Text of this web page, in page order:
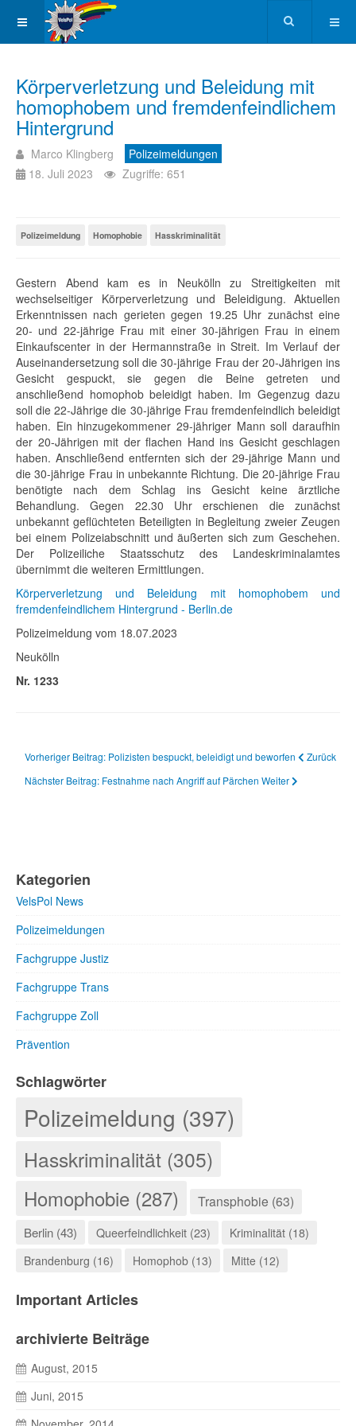
Körperverletzung und Beleidung mit
homophobem und fremdenfeindlichem
Hintergrund
Marco Klingberg
Polizeimeldungen
18. Juli 2023
Zugriffe: 651
Polizeimeldung Homophobie Hasskriminalität
Gestern Abend kam es in Neukölln zu Streitigkeiten mit
wechselseitiger Körperverletzung und Beleidigung. Aktuellen
Erkenntnissen nach gerieten gegen 19.25 Uhr zunächst eine
20- und 22-jährige Frau mit einer 30-jährigen Frau in einem
Einkaufscenter in der Hermannstraße in Streit. Im Verlauf der
Auseinandersetzung soll die 30-jährige Frau der 20-Jährigen ins
Gesicht gespuckt, sie gegen die Beine getreten und
anschließend homophob beleidigt haben. Im Gegenzug dazu
soll die 22-Jährige die 30-jährige Frau fremdenfeindlich beleidigt
haben. Ein hinzugekommener 29-jähriger Mann soll daraufhin
der 20-Jährigen mit der flachen Hand ins Gesicht geschlagen
haben. Anschließend entfernten sich der 29-jährige Mann und
die 30-jährige Frau in unbekannte Richtung. Die 20-jährige Frau
benötigte nach dem Schlag ins Gesicht keine ärztliche
Behandlung. Gegen 22.30 Uhr erschienen die zunächst
unbekannt geflüchteten Beteiligten in Begleitung zweier Zeugen
bei einem Polizeiabschnitt und äußerten sich zum Geschehen.
Der Polizeiliche Staatsschutz des Landeskriminalamtes
übernimmt die weiteren Ermittlungen.
Körperverletzung und Beleidung mit homophobem und
fremdenfeindlichem Hintergrund - Berlin.de
Polizeimeldung vom 18.07.2023
Neukölln
Nr. 1233
Vorheriger Beitrag: Polizisten bespuckt, beleidigt und beworfen
Zurück
Nächster Beitrag: Festnahme nach Angriff auf Pärchen Weiter
Kategorien
VelsPol News
Polizeimeldungen
Fachgruppe Justiz
Fachgruppe Trans
Fachgruppe Zoll
Prävention
Schlagwörter
Polizeimeldung (397)
Hasskriminalität (305)
Homophobie (287)
Transphobie (63)
Berlin (43) Queerfeindlichkeit (23)
Kriminalität (18)
Brandenburg (16)
Homophob (13) Mitte (12)
Important Articles
archivierte Beiträge
August, 2015
Juni, 2015